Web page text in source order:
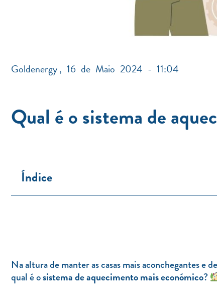
Goldenergy 16 de Maio 2024 - 11:04
Qual é o sistema de
Índice
Na altura de manter as casas mais aconchegantes e
qual é osistema de aquecimento mais económico?